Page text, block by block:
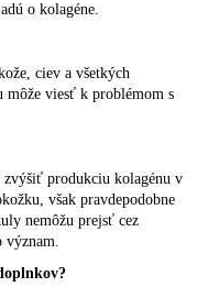
o kolagéne.
ciev a všetkých
môže viesť k problémom s
zvýšiť produkciu kolagénu v
však pravdepodobne
nemôžu prejsť cez
význam.